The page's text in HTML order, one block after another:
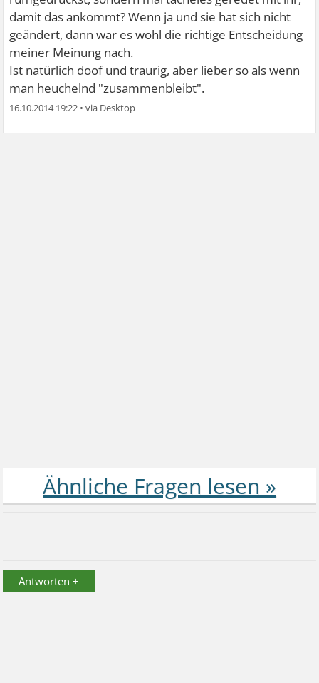
damit das ankommt? Wenn ja und sie hat sich nicht
geändert, dann war es wohl die richtige Entscheidung
meiner Meinung nach.
Ist natürlich doof und traurig, aber lieber so als wenn
man heuchelnd "zusammenbleibt".
16.10.2014 19:22 •
Antworten +